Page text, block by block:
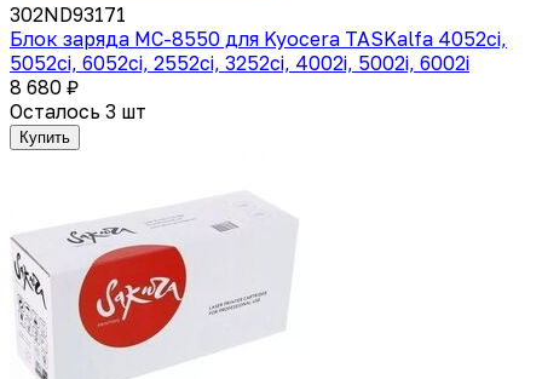
302ND93171
Блок заряда MC-8550 для Kyocera TASKalfa 4052ci,
5052ci, 6052ci, 2552ci, 3252ci, 4002i, 5002i, 6002i
8 680 ₽
Осталось 3 шт
Купить